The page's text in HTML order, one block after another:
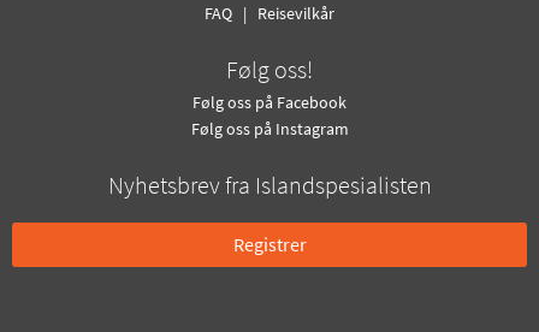
FAQ | Reisevilkår
Følg oss!
Følg oss på Facebook
Følg oss på Instagram
Nyhetsbrev fra Islandspesialisten
Registrer